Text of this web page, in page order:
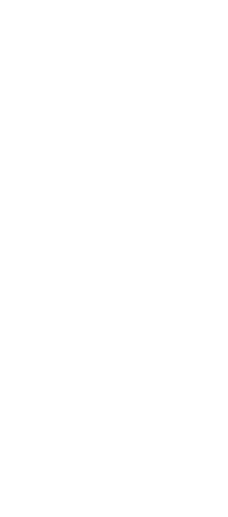
供えは光、水、塩説明書見
番など無いですか 神棚買お
上昇のブラウン 】
ット見何か分からないのも